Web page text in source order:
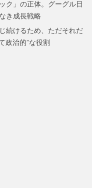
ー
ー
ジ
ク」の正体。グーグル日
き成長戦略
続けるため、ただそれだ
政治的”な役割